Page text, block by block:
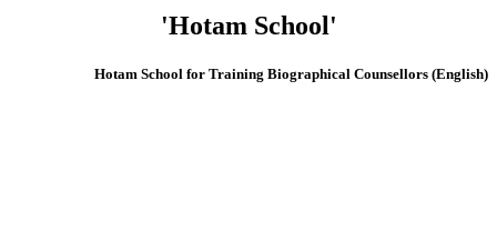
'Hotam School'
(English) Hotam School for Training Biographical Counsellors